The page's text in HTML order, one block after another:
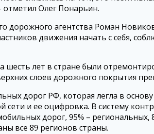
отметил Олег Понарьин.
дорожного агентства Роман
движения начать с себя,
лет в стране были
слоев дорожного покрытия
дорог РФ, которая легла в
и ее оцифровка. В систему
дорог, 95% – региональных,
все 89 регионов страны.